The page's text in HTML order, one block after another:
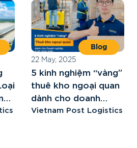
Blog
22 May, 2025
5 kinh nghiệm “vàng”
thuê kho ngoại quan
dành cho doanh
nghiệp
Vietnam Post Logistics